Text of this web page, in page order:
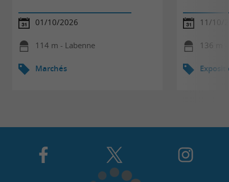
01/10/2026
114 m - Labenne
Marchés
11/10/
136 m